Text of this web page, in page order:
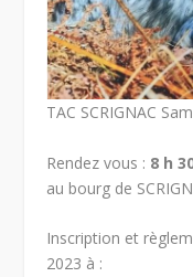
TAC SCRIGNAC
Rendez vous : 8 h
au bourg de
Inscription et
2023 à :